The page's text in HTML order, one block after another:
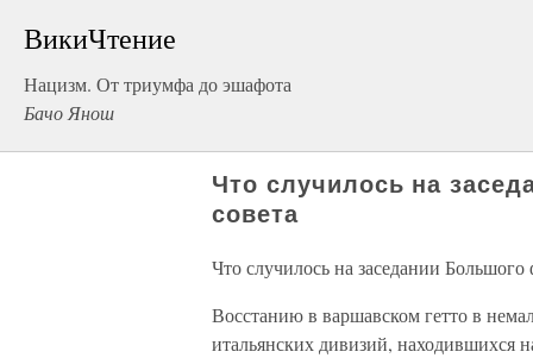
ВикиЧтение
Нацизм. От триумфа до эшафота
Бачо Янош
Что случилось на
совета
Что случилось на заседании Большого
Восстанию в варшавском гетто в
итальянских дивизий,